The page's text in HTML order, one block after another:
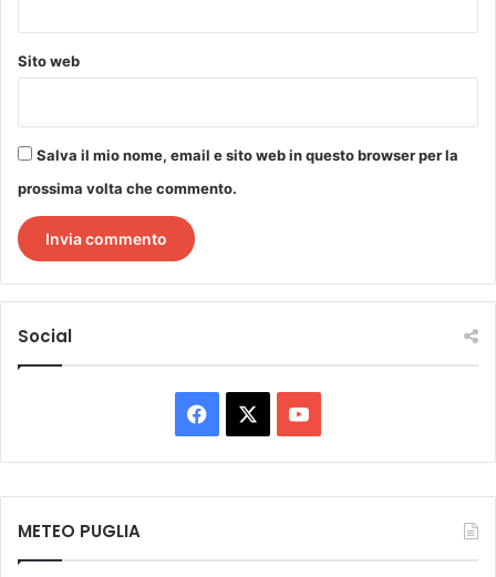
Sito web
Salva il mio nome, email e sito web in questo browser per la
prossima volta che commento.
Social
Facebook You
Tube
METEO PUGLIA